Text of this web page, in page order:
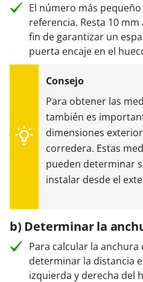
El número más
referencia. Resta 10
fin de garantizar un
puerta encaje en el
Para obtener las
también es
dimensiones
corredera. Estas
pueden determinar
instalar desde el
b) Determinar la
Para calcular la
determinar la distancia
izquierda y derecha del